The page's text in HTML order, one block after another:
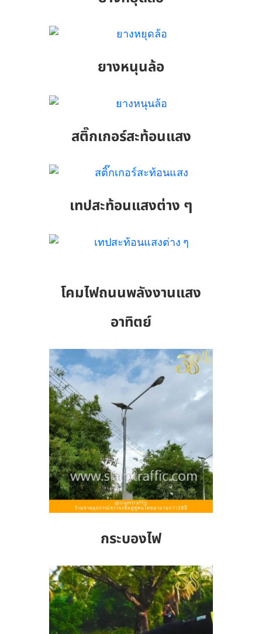
ยางหนุนล้อ
สติ๊กเกอร์สะท้อนแสง
เทปสะท้อนแสงต่าง ๆ
โคมไฟถนนพลังงานแสง
อาทิตย์
กระบองไฟ